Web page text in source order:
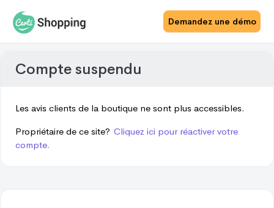
Demandez une démo
Compte suspendu
Les avis clients de la boutique ne sont plus accessibles.
Propriétaire de ce site? Cliquez ici pour réactiver votre
compte.